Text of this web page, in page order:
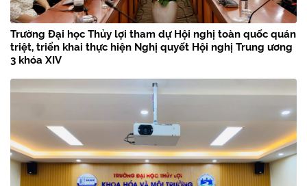
Trường Đại học Thủy lợi tham dự Hội nghị toàn quốc quán
triệt, triển khai thực hiện Nghị quyết Hội nghị Trung ương
3 khóa XIV